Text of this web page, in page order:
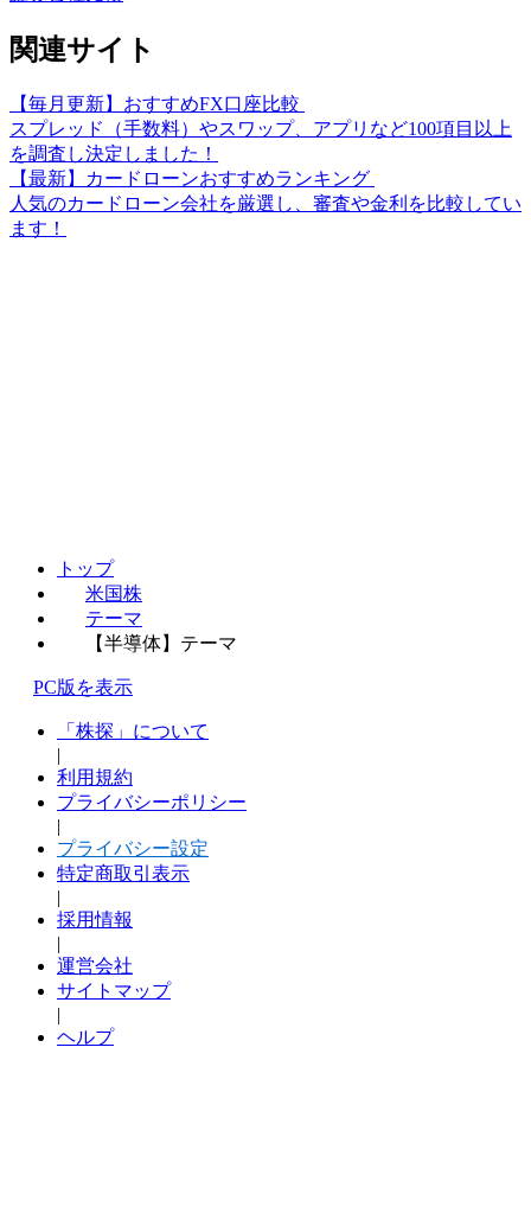
関連サイト
【毎月更新】おすすめFX口座比較
スプレッド（手数料）やスワップ、アプリなど100項目以上
を調査し決定しました！
【最新】カードローンおすすめランキング
人気のカードローン会社を厳選し、審査や金利を比較してい
ます！
トップ
米国株
テーマ
【半導体】テーマ
PC版を表示
「株探」について
|
利用規約
プライバシーポリシー
|
プライバシー設定
特定商取引表示
|
採用情報
|
運営会社
サイトマップ
|
ヘルプ